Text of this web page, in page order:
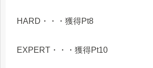
HARD・・・獲得Pt8
EXPERT・・・獲得Pt10